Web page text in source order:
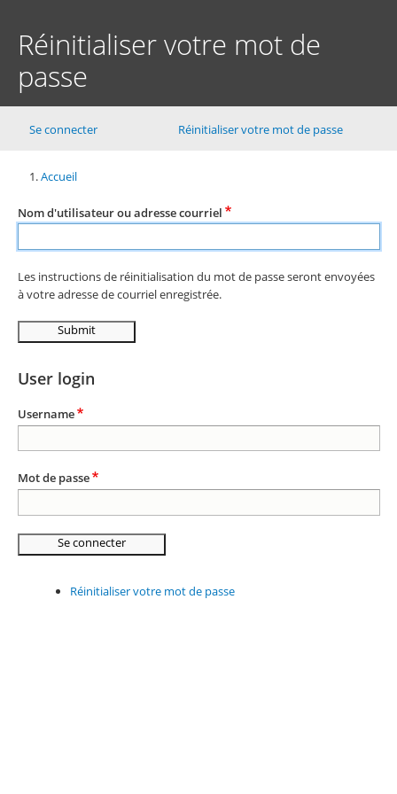
contenu
Réinitialiser votre mot de
passe
Primary
Se connecter Réinitialiser votre mot de passe
d'Ariane
Accueil
Nom d'utilisateur ou adresse courriel
Les instructions de réinitialisation du mot de passe seront envoyées
à votre adresse de courriel enregistrée.
User login
Username
Mot de passe
Réinitialiser votre mot de passe